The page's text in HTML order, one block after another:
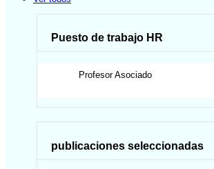
Puesto de trabajo HR
Profesor Asociado
publicaciones seleccionadas